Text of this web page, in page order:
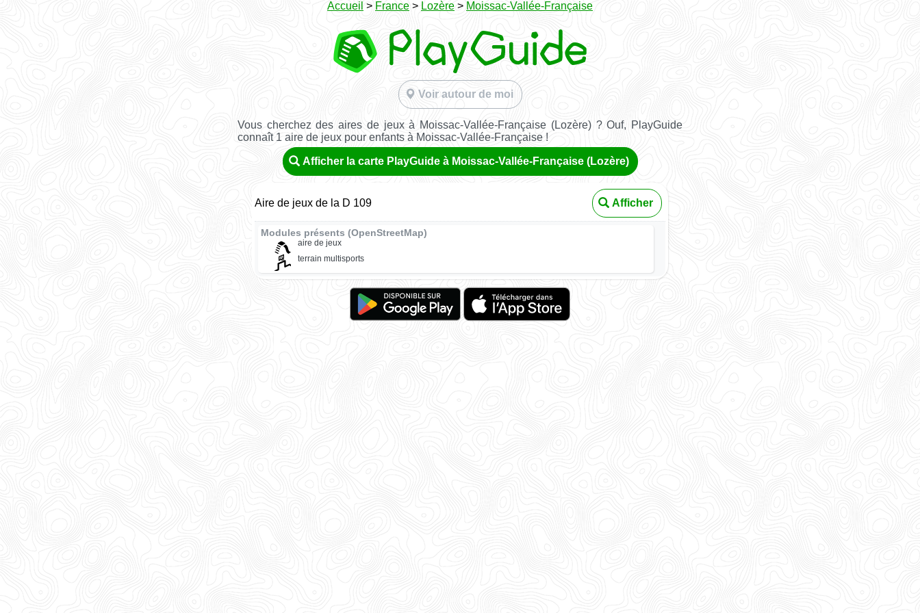
Accueil > France > Lozère > Moissac-Vallée-Française
Voir autour de moi
Vous cherchez des aires de jeux à Moissac-Vallée-Française (Lozère) ? Ouf, PlayGuide
connaît 1 aire de jeux pour enfants à Moissac-Vallée-Française !
Afficher la carte PlayGuide à Moissac-Vallée-Française (Lozère)
Aire de jeux de la D 109 Afficher
Modules présents (OpenStreetMap)
aire de jeux
terrain multisports